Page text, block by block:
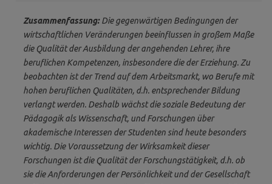
Zusammenfassung:Die gegenwärtigen Bedingungen der
wirtschaftlichen Veränderungen beeinflussen in großem Maße
die Qualität der Ausbildung der angehenden Lehrer, ihre
beruflichen Kompetenzen, insbesondere die der Erziehung. Zu
beobachten ist der Trend auf dem Arbeitsmarkt, wo Berufe mit
hohen beruflichen Qualitäten, d.h. entsprechender Bildung
verlangt werden. Deshalb wächst die soziale Bedeutung der
Pädagogik als Wissenschaft, und Forschungen über
akademische Interessen der Studenten sind heute besonders
wichtig. Die Voraussetzung der Wirksamkeit dieser
Forschungen ist die Qualität der Forschungstätigkeit, d.h. ob
sie die Anforderungen der Persönlichkeit und der Gesellschaft